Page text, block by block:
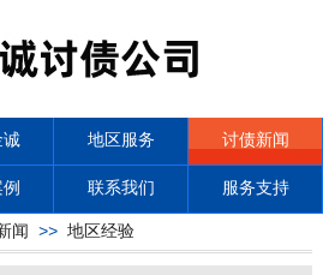
诚 地区服务 讨债新闻
联系我们 服务支持
闻 >> 地区经验